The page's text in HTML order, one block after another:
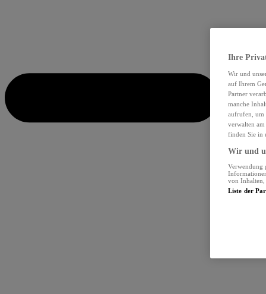
Ihre
Wir und
auf Ihrem
Partner
manche
aufrufen, um
verwalten
finden Sie in
Wir und
Verwendung
von Inhalten,
Liste der